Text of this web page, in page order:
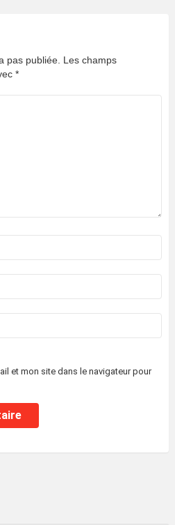
pas publiée. Les champs
*
et mon site dans le navigateur pour